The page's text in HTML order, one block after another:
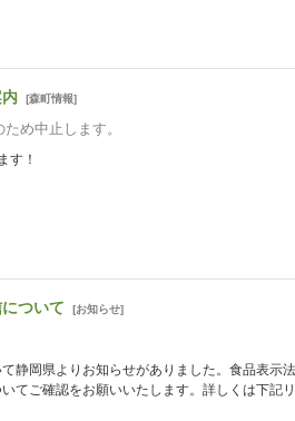
[森町情報]
め中止します。
す！
ついて [お知らせ]
静岡県よりお知らせがありました。食品表示法
てご確認をお願いいたします。詳しくは下記リ